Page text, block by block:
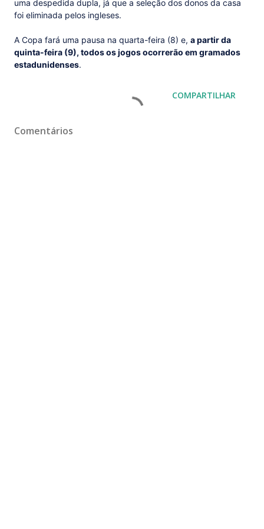
uma despedida dupla, já que a seleção dos donos da casa
foi eliminada pelos ingleses.
A Copa fará uma pausa na quarta-feira (8) e, a partir da
quinta-feira (9), todos os jogos ocorrerão em gramados
estadunidenses.
COMPARTILHAR
Comentários